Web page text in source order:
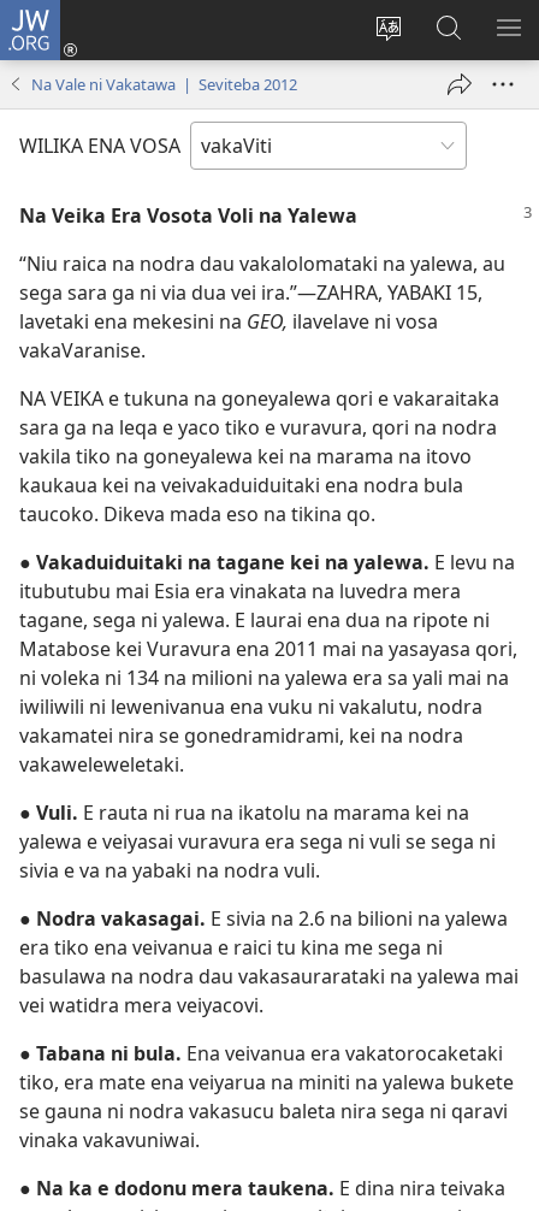
JW.ORG
Veisautaka
Dolava
(opens
Vaqara
ena
JW.ORG
Na Vale ni Vakatawa | Seviteba 2012
WILIKA ENA VOSA
Na Veika Era Vosota Voli na Yalewa
“Niu raica na nodra dau vakalolomataki na yalewa, au
sega sara ga ni via dua vei ira.”​—ZAHRA, YABAKI 15,
lavetaki ena mekesini na GEO, ilavelave ni vosa
vakaVaranise.
NA VEIKA e tukuna na goneyalewa qori e vakaraitaka
sara ga na leqa e yaco tiko e vuravura, qori na nodra
vakila tiko na goneyalewa kei na marama na itovo
kaukaua kei na veivakaduiduitaki ena nodra bula
taucoko. Dikeva mada eso na tikina qo.
● Vakaduiduitaki na tagane kei na yalewa. E levu na
itubutubu mai Esia era vinakata na luvedra mera
tagane, sega ni yalewa. E laurai ena dua na ripote ni
Matabose kei Vuravura ena 2011 mai na yasayasa qori,
ni voleka ni 134 na milioni na yalewa era sa yali mai na
iwiliwili ni lewenivanua ena vuku ni vakalutu, nodra
vakamatei nira se gonedramidrami, kei na nodra
vakaweleweletaki.
● Vuli. E rauta ni rua na ikatolu na marama kei na
yalewa e veiyasai vuravura era sega ni vuli se sega ni
sivia e va na yabaki na nodra vuli.
● Nodra vakasagai. E sivia na 2.6 na bilioni na yalewa
era tiko ena veivanua e raici tu kina me sega ni
basulawa na nodra dau vakasaurarataki na yalewa mai
vei watidra mera veiyacovi.
● Tabana ni bula. Ena veivanua era vakatorocaketaki
tiko, era mate ena veiyarua na miniti na yalewa bukete
se gauna ni nodra vakasucu baleta nira sega ni qaravi
vinaka vakavuniwai.
● Na ka e dodonu mera taukena. E dina nira teivaka